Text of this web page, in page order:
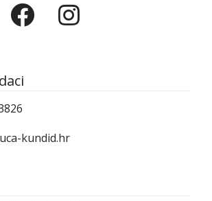
kundid.hr